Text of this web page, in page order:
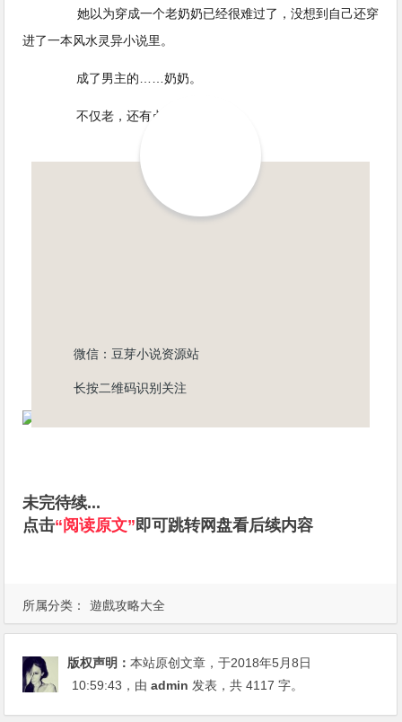
所属分类： 遊戲攻略大全
她以为穿成一个老奶奶已经很难过了，没想到自己还穿
进了一本风水灵异小说里。
成了男主的……奶奶。
不仅老，还有点恶毒。
微信：豆芽小说资源站
长按二维码识别关注
未完待续...
点击“阅读原文”即可跳转网盘看后续内容
版权声明：本站原创文章，于2018年5月8日
10:59:43 ，由admin 发表，共 4117 字。